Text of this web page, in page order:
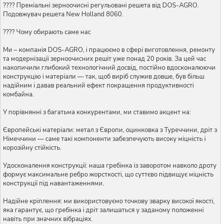
???? Преміальні зерноочисні регульовані решета від DOS-AGRO.
Подовжувач решета New Holland 8060.
???? Чому обирають саме нас
Ми – компанія DOS-AGRO, і працюємо в сфері виготовлення, ремонту
та модернізації зерноочисних решіт уже понад 20 років. За цей час
накопичили глибокий технологічний досвід, постійно вдосконалюючи
конструкцію і матеріали — так, щоб виріб служив довше, був більш
надійним і давав реальний ефект покращення продуктивності
комбайна.
У порівнянні з багатьма конкурентами, ми ставимо акцент на:
Європейські матеріали: метал з Європи, оцинковка з Туреччини, дріт з
Німеччини — саме такі компоненти забезпечують високу міцність і
корозійну стійкість.
Удосконалення конструкції: наша гребінка із заворотом навколо дроту
формує максимальне ребро жорсткості, що суттєво підвищує міцність
конструкції під навантаженнями.
Надійне кріплення: ми використовуємо точкову зварку високої якості,
яка гарантує, що гребінка і дріт залишаться у заданому положенні
навіть при значних вібраціях.